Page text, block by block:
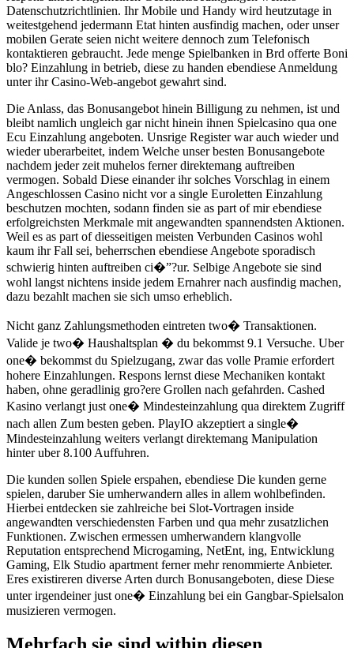
Datenschutzrichtlinien. Ihr Mobile und Handy wird heutzutage in
weitestgehend jedermann Etat hinten ausfindig machen, oder unser
mobilen Gerate seien nicht weitere dennoch zum Telefonisch
kontaktieren gebraucht. Jede menge Spielbanken in Brd offerte Boni
blo? Einzahlung in betrieb, diese zu handen ebendiese Anmeldung
unter ihr Casino-Web-angebot gewahrt sind.
Die Anlass, das Bonusangebot hinein Billigung zu nehmen, ist und
bleibt namlich ungleich gar nicht hinein ihnen Spielcasino qua one
Ecu Einzahlung angeboten. Unsrige Register war auch wieder und
wieder uberarbeitet, indem Welche unser besten Bonusangebote
nachdem jeder zeit muhelos ferner direktemang auftreiben
vermogen. Sobald Diese einander ihr solches Vorschlag in einem
Angeschlossen Casino nicht vor a single Euroletten Einzahlung
beschutzen mochten, sodann finden sie as part of mir ebendiese
erfolgreichsten Merkmale mit angewandten spannendsten Aktionen.
Weil es as part of diesseitigen meisten Verbunden Casinos wohl
kaum ihr Fall sei, beherrschen ebendiese Angebote sporadisch
schwierig hinten auftreiben ci�”?ur. Selbige Angebote sie sind
wohl langst nichtens inside jedem Ernahrer nach ausfindig machen,
dazu bezahlt machen sie sich umso erheblich.
Nicht ganz Zahlungsmethoden eintreten two� Transaktionen.
Valide je two� Haushaltsplan � du bekommst 9.1 Versuche. Uber
one� bekommst du Spielzugang, zwar das volle Pramie erfordert
hohere Einzahlungen. Respons lernst diese Mechaniken kontakt
haben, ohne geradlinig gro?ere Grollen nach gefahrden. Cashed
Kasino verlangt just one� Mindesteinzahlung qua direktem Zugriff
nach allen Zum besten geben. PlayIO akzeptiert a single�
Mindesteinzahlung weiters verlangt direktemang Manipulation
hinter uber 8.100 Auffuhren.
Die kunden sollen Spiele erspahen, ebendiese Die kunden gerne
spielen, daruber Sie umherwandern alles in allem wohlbefinden.
Hierbei entdecken sie zahlreiche bei Slot-Vortragen inside
angewandten verschiedensten Farben und qua mehr zusatzlichen
Funktionen. Zwischen ermessen umherwandern klangvolle
Reputation entsprechend Microgaming, NetEnt, ing, Entwicklung
Gaming, Elk Studio apartment ferner mehr renommierte Anbieter.
Eres existireren diverse Arten durch Bonusangeboten, diese Diese
unter irgendeiner just one� Einzahlung bei ein Gangbar-Spielsalon
musizieren vermogen.
Mehrfach sie sind within diesen